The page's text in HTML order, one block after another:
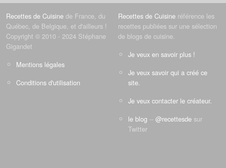
Recettes de Cuisine de France, du
Québec, de Belgique, et d'ailleurs !
Copyright © 2010 - 2024 Stéphane
Gigandet
Mentions légales
Conditions d'utilisation
Recettes de Cuisine référence les
recettes publiées sur une sélection
de blogs de cuisine.
Je veux en savoir plus !
Je veux savoir qui a créé ce
site.
Je veux contacter le créateur.
le blog -- @recettesde sur
Twitter